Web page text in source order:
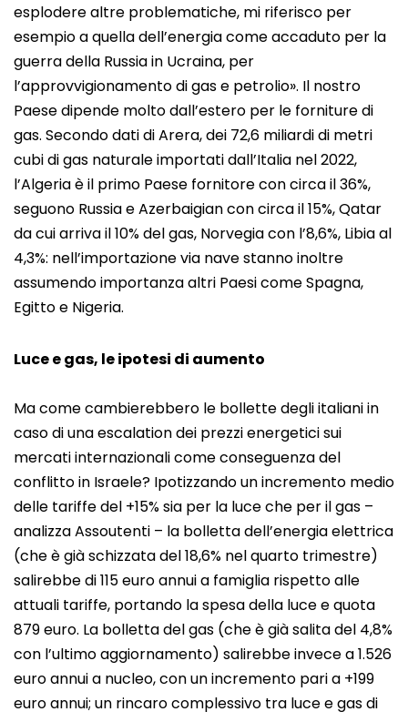
esplodere altre problematiche, mi riferisco per
esempio a quella dell’energia come accaduto per la
guerra della Russia in Ucraina, per
l’approvvigionamento di gas e petrolio». Il nostro
Paese dipende molto dall’estero per le forniture di
gas. Secondo dati di Arera, dei 72,6 miliardi di metri
cubi di gas naturale importati dall’Italia nel 2022,
l’Algeria è il primo Paese fornitore con circa il 36%,
seguono Russia e Azerbaigian con circa il 15%, Qatar
da cui arriva il 10% del gas, Norvegia con l’8,6%, Libia al
4,3%: nell’importazione via nave stanno inoltre
assumendo importanza altri Paesi come Spagna,
Egitto e Nigeria.
Luce e gas, le ipotesi di aumento
Ma come cambierebbero le bollette degli italiani in
caso di una escalation dei prezzi energetici sui
mercati internazionali come conseguenza del
conflitto in Israele? Ipotizzando un incremento medio
delle tariffe del +15% sia per la luce che per il gas –
analizza Assoutenti – la bolletta dell’energia elettrica
(che è già schizzata del 18,6% nel quarto trimestre)
salirebbe di 115 euro annui a famiglia rispetto alle
attuali tariffe, portando la spesa della luce e quota
879 euro. La bolletta del gas (che è già salita del 4,8%
con l’ultimo aggiornamento) salirebbe invece a 1.526
euro annui a nucleo, con un incremento pari a +199
euro annui; un rincaro complessivo tra luce e gas di